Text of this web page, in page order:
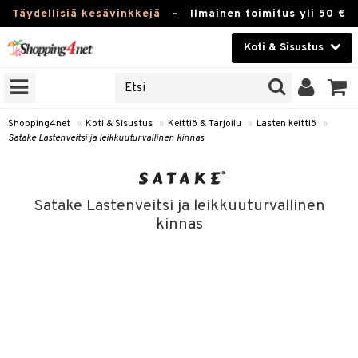
Täydellisiä kesävinkkejä - Ilmainen toimitus yli 50 €
Koti & Sisustus
Kauneudenhoito
Piilolinssit
Fitness
Shopping4net » Koti & Sisustus » Keittiö & Tarjoilu » Lasten keittiö
»
Satake Lastenveitsi ja leikkuuturvallinen kinnas
Satake Lastenveitsi ja leikkuuturvallinen
kinnas
Karahvit